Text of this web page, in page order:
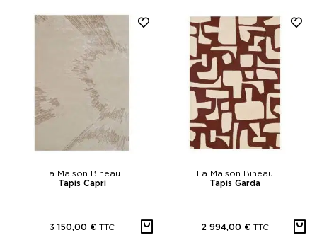
La Maison Bineau
Tapis Capri
3 150,00 € TTC
La Maison Bineau
Tapis Garda
2 994,00 € TTC